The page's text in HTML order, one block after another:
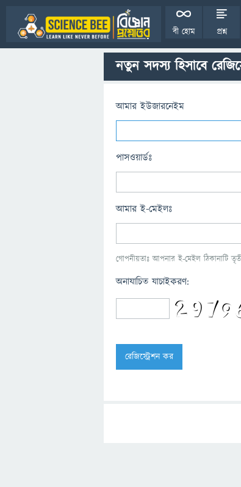
বী হোম প্রশ্ন
নতুন সদস্য হিসাবে
আমার ইউজারনেইম
পাসওয়ার্ডঃ
আমার ই-মেইলঃ
গোপনীয়তাঃ আপনার ই-মেইল ঠিকানাটি
অনাযাচিত যাচাইকরণ: